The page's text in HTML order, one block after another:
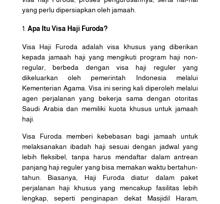
yang perlu dipersiapkan oleh jamaah.
Apa Itu Visa Haji Furoda?
Visa Haji Furoda adalah visa khusus yang diberikan
kepada jamaah haji yang mengikuti program haji non-
regular, berbeda dengan visa haji reguler yang
dikeluarkan oleh pemerintah Indonesia melalui
Kementerian Agama. Visa ini sering kali diperoleh melalui
agen perjalanan yang bekerja sama dengan otoritas
Saudi Arabia dan memiliki kuota khusus untuk jamaah
haji.
Visa Furoda memberi kebebasan bagi jamaah untuk
melaksanakan ibadah haji sesuai dengan jadwal yang
lebih fleksibel, tanpa harus mendaftar dalam antrean
panjang haji reguler yang bisa memakan waktu bertahun-
tahun. Biasanya, Haji Furoda diatur dalam paket
perjalanan haji khusus yang mencakup fasilitas lebih
lengkap, seperti penginapan dekat Masjidil Haram,